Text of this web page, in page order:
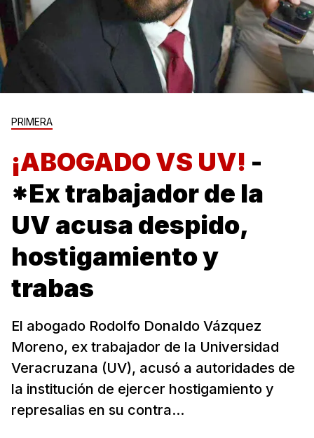
PRIMERA
¡ABOGADO VS UV! -
*Ex trabajador de la
UV acusa despido,
hostigamiento y
trabas
El abogado Rodolfo Donaldo Vázquez
Moreno, ex trabajador de la Universidad
Veracruzana (UV), acusó a autoridades de
la institución de ejercer hostigamiento y
represalias en su contra...